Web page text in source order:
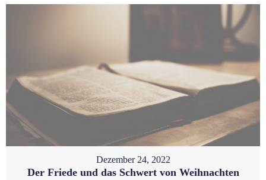
Dezember 24, 2022
Der Friede und das Schwert von Weihnachten